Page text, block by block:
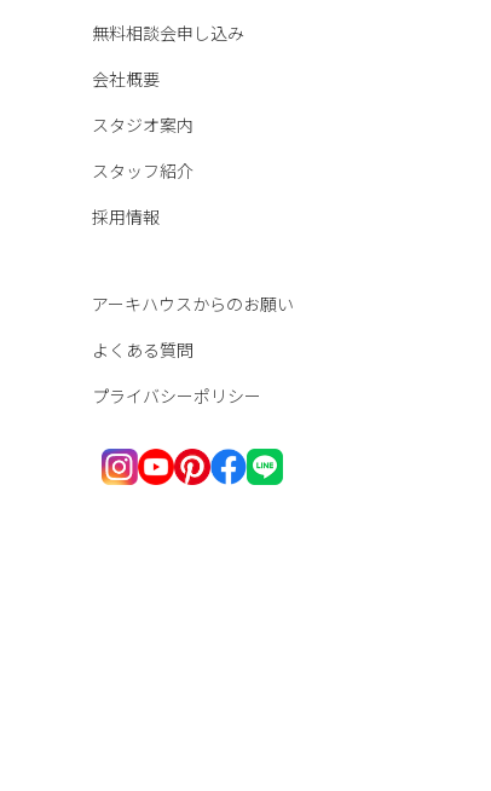
無料相談会申し込み
会社概要
スタジオ案内
スタッフ紹介
採用情報
アーキハウスからのお願い
よくある質問
プライバシーポリシー